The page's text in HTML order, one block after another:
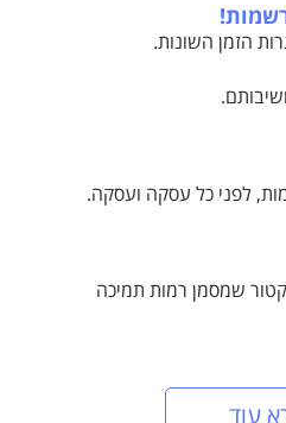
הזמן השונות.
לפני כל עסקה ועסקה.
שמסמן רמות תמיכה
עוד